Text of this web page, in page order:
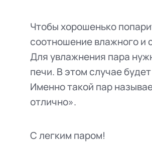
Чтобы хорошенько
соотношение влажного и
Для увлажнения пара
печи. В этом случае
Именно такой пар
отлично».
С легким паром!